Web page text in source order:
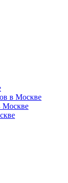
в Москве
Москве